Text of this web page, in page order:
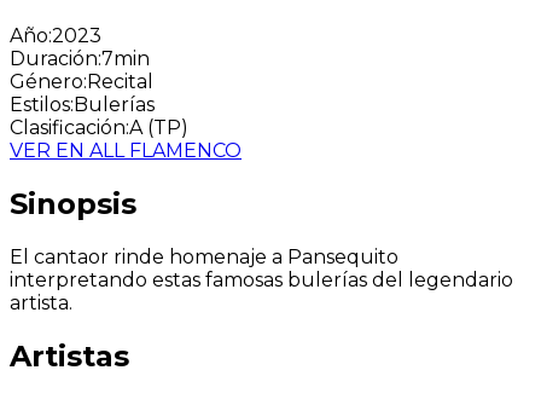
Año:2023
Duración:7min
Género:Recital
Estilos:Bulerías
Clasificación:A (TP)
VER EN ALL FLAMENCO
Sinopsis
El cantaor rinde homenaje a Pansequito
interpretando estas famosas bulerías del legendario
artista.
Artistas